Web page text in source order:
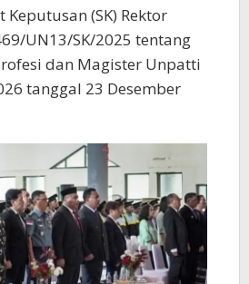
(SK) Rektor
UN13/SK/2025 tentang
dan Magister Unpatti
tanggal 23 Desember